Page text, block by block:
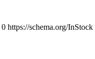
0 https://schema.org/InStock